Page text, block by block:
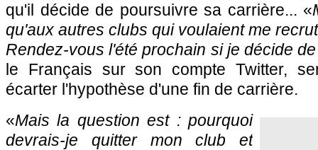
qu'il décide de poursuivre sa carrière... «
qu'aux autres clubs qui voulaient me
Rendez-vous l'été prochain si je décide
le Français sur son compte Twitter,
écarter l'hypothèse d'une fin de carrière.
«Mais la question est : pourquoi
devrais-je quitter mon club et